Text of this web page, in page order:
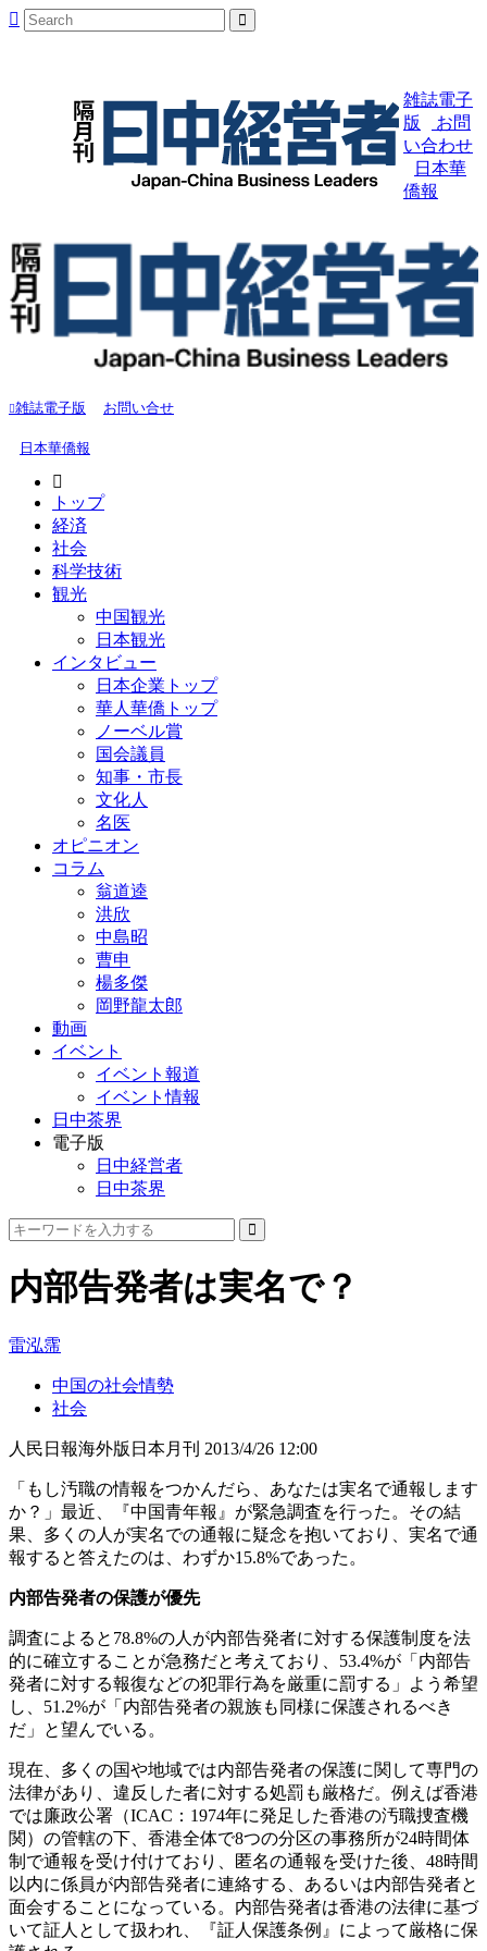
雑誌電子
版
お問
い合わせ
日本華
僑報
雑誌電子版 お問い合せ
日本華僑報
トップ
経済
社会
科学技術
観光
中国観光
日本観光
インタビュー
日本企業トップ
華人華僑トップ
ノーベル賞
国会議員
知事・市長
文化人
名医
オピニオン
コラム
翁道逵
洪欣
中島昭
曹申
楊多傑
岡野龍太郎
動画
イベント
イベント報道
イベント情報
日中茶界
電子版
日中経営者
日中茶界
内部告発者は実名で？
雷泓霈
中国の社会情勢
社会
人民日報海外版日本月刊 2013/4/26 12:00
「もし汚職の情報をつかんだら、あなたは実名で通報します
か？」最近、『中国青年報』が緊急調査を行った。その結
果、多くの人が実名での通報に疑念を抱いており、実名で通
報すると答えたのは、わずか15.8%であった。
内部告発者の保護が優先
調査によると78.8%の人が内部告発者に対する保護制度を法
的に確立することが急務だと考えており、53.4%が「内部告
発者に対する報復などの犯罪行為を厳重に罰する」よう希望
し、51.2%が「内部告発者の親族も同様に保護されるべき
だ」と望んでいる。
現在、多くの国や地域では内部告発者の保護に関して専門の
法律があり、違反した者に対する処罰も厳格だ。例えば香港
では廉政公署（ICAC：1974年に発足した香港の汚職捜査機
関）の管轄の下、香港全体で8つの分区の事務所が24時間体
制で通報を受け付けており、匿名の通報を受けた後、48時間
以内に係員が内部告発者に連絡する、あるいは内部告発者と
面会することになっている。内部告発者は香港の法律に基づ
いて証人として扱われ、『証人保護条例』によって厳格に保